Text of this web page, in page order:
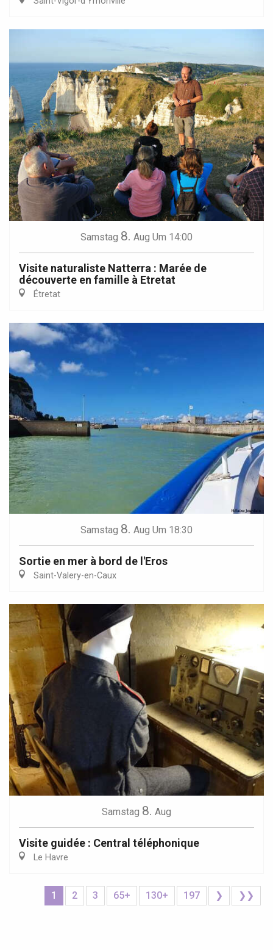
Samstag 8. Aug Um 14:00
Visite naturaliste Natterra : Marée de
découverte en famille à Etretat
Étretat
Samstag 8. Aug Um 18:30
Sortie en mer à bord de l'Eros
Saint-Valery-en-Caux
Samstag 8. Aug
Visite guidée : Central téléphonique
Le Havre
1 2 3 65+ 130+ 197 ❯ ❯❯